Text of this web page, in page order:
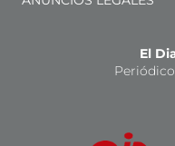
El